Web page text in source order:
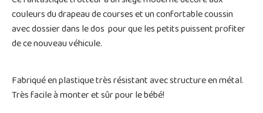
couleurs du drapeau de courses et un confortable coussin
avec dossier dans le dos pour que les petits puissent profiter
de ce nouveau véhicule.
Fabriqué en plastique très résistant avec structure en métal.
Très facile à monter et sûr pour le bébé!